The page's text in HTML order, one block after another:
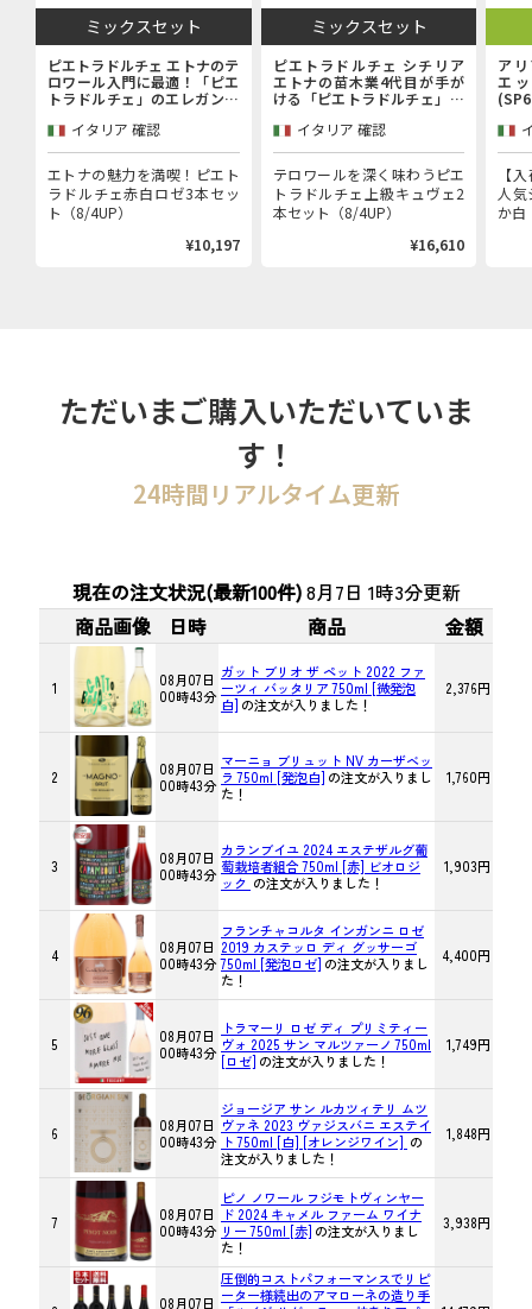
ミックスセット
ピエトラドルチェ エトナのテ
ロワール入門に最適！「ピエ
トラドルチェ」のエレガンス
ェ赤白ロゼ3本セット
イタリア 確認
エトナの魅力を満喫！ピエト
ラドルチェ赤白ロゼ3本セッ
ト（8/4UP）
¥10,197
ミックスセット
ピエトラドルチェ シチリア
エトナの苗木業4代目が手が
ける「ピエトラドルチェ」上
イタリア 確認
テロワールを深く味わうピエ
トラドルチェ上級キュヴェ2
本セット（8/4UP）
¥16,610
ア
エ
【
人気
か白
ただいまご購入いただいていま
す！
24時間リアルタイム更新